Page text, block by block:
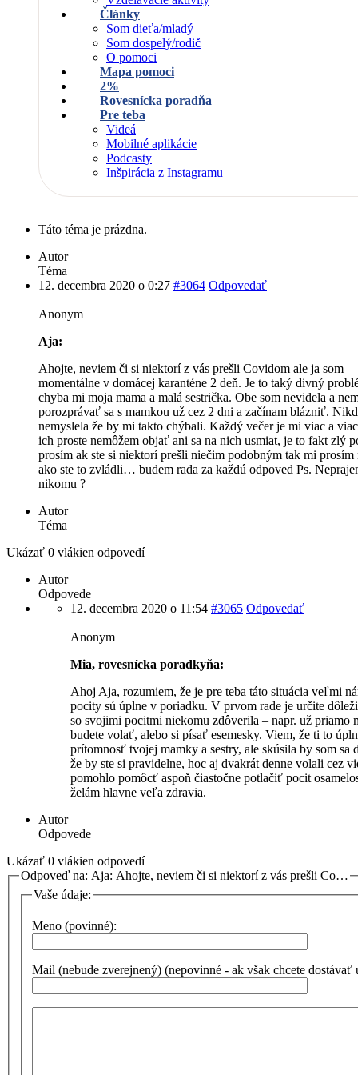
Články
Som dieťa/mladý
Som dospelý/rodič
O pomoci
Mapa pomoci
2%
Rovesnícka poradňa
Pre teba
Videá
Mobilné aplikácie
Podcasty
Inšpirácia z Instagramu
Táto téma je prázdna.
Autor
Téma
12. decembra 2020 o 0:27 #3064 Odpovedať
Anonym
Aja:
Ahojte, neviem či si niektorí z vás prešli Covidom ale ja som
momentálne v domácej karanténe 2 deň. Je to taký divný
chyba mi moja mama a malá sestrička. Obe som nevidela a
porozprávať sa s mamkou už cez 2 dni a začínam blázniť.
nemyslela že by mi takto chýbali. Každý večer je mi viac a
ich proste nemôžem objať ani sa na nich usmiat, je to fakt zlý
prosím ak ste si niektorí prešli niečim podobným tak mi prosím
ako ste to zvládli… budem rada za každú odpoved Ps.
nikomu ?
Autor
Téma
Ukázať 0 vlákien odpovedí
Autor
Odpovede
12. decembra 2020 o 11:54 #3065 Odpovedať
Anonym
Mia, rovesnícka poradkyňa:
Ahoj Aja, rozumiem, že je pre teba táto situácia veľmi
pocity sú úplne v poriadku. V prvom rade je určite
so svojimi pocitmi niekomu zdôverila – napr. už priamo
budete volať, alebo si písať esemesky. Viem, že ti to
prítomnosť tvojej mamky a sestry, ale skúsila by som sa
že by ste si pravidelne, hoc aj dvakrát denne volali cez
pomohlo pomôcť aspoň čiastočne potlačiť pocit
želám hlavne veľa zdravia.
Autor
Odpovede
Ukázať 0 vlákien odpovedí
Odpoveď na: Aja: Ahojte, neviem či si niektorí z vás prešli Co…
Vaše údaje:
Meno (povinné):
Mail (nebude zverejnený) (nepovinné - ak však chcete